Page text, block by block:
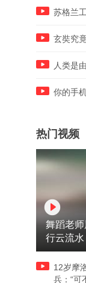
高耸路灯，在上面
苏格兰
玄奘究
人类是
你的手
热门视频
舞蹈老
行云流
又舞又
12岁摩
兵：“可